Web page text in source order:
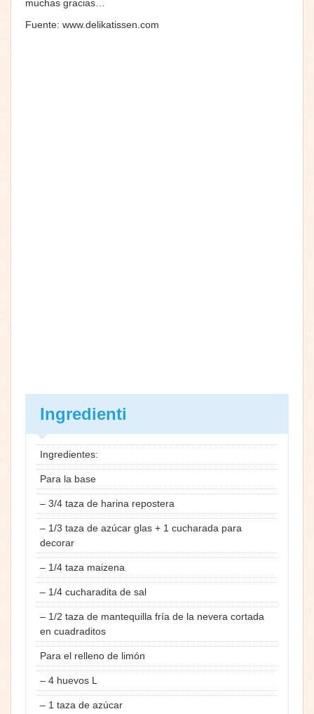
muchas gracias…
Fuente: www.delikatissen.com
Ingredienti
Ingredientes:
Para la base
– 3/4 taza de harina repostera
– 1/3 taza de azúcar glas + 1 cucharada para
decorar
– 1/4 taza maizena
– 1/4 cucharadita de sal
– 1/2 taza de mantequilla fría de la nevera cortada
en cuadraditos
Para el relleno de limón
– 4 huevos L
– 1 taza de azúcar